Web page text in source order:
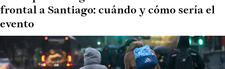
frontal a Santiago: cuándo y cómo sería el
evento